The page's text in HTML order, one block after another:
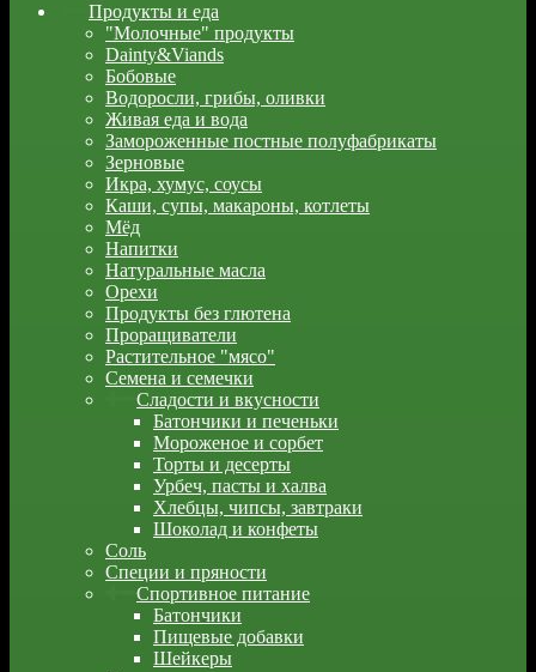
Продукты и еда
"Молочные" продукты
Dainty&Viands
Бобовые
Водоросли, грибы, оливки
Живая еда и вода
Замороженные постные полуфабрикаты
Зерновые
Икра, хумус, соусы
Каши, супы, макароны, котлеты
Мёд
Напитки
Натуральные масла
Орехи
Продукты без глютена
Проращиватели
Растительное "мясо"
Семена и семечки
Сладости и вкусности
Батончики и печеньки
Мороженое и сорбет
Торты и десерты
Урбеч, пасты и халва
Хлебцы, чипсы, завтраки
Шоколад и конфеты
Соль
Специи и пряности
Спортивное питание
Батончики
Пищевые добавки
Шейкеры